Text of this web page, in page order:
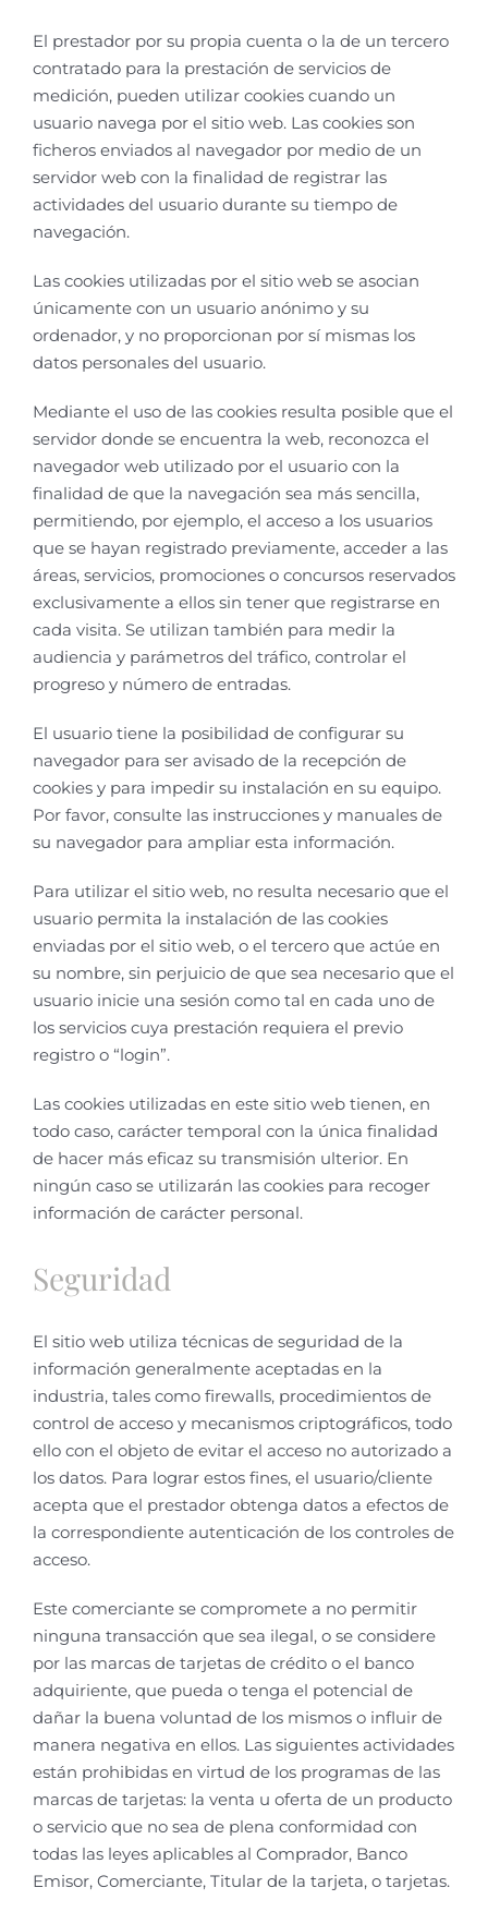
El prestador por su propia cuenta o la de un tercero
contratado para la prestación de servicios de
medición, pueden utilizar cookies cuando un
usuario navega por el sitio web. Las cookies son
ficheros enviados al navegador por medio de un
servidor web con la finalidad de registrar las
actividades del usuario durante su tiempo de
navegación.
Las cookies utilizadas por el sitio web se asocian
únicamente con un usuario anónimo y su
ordenador, y no proporcionan por sí mismas los
datos personales del usuario.
Mediante el uso de las cookies resulta posible que el
servidor donde se encuentra la web, reconozca el
navegador web utilizado por el usuario con la
finalidad de que la navegación sea más sencilla,
permitiendo, por ejemplo, el acceso a los usuarios
que se hayan registrado previamente, acceder a las
áreas, servicios, promociones o concursos reservados
exclusivamente a ellos sin tener que registrarse en
cada visita. Se utilizan también para medir la
audiencia y parámetros del tráfico, controlar el
progreso y número de entradas.
El usuario tiene la posibilidad de configurar su
navegador para ser avisado de la recepción de
cookies y para impedir su instalación en su equipo.
Por favor, consulte las instrucciones y manuales de
su navegador para ampliar esta información.
Para utilizar el sitio web, no resulta necesario que el
usuario permita la instalación de las cookies
enviadas por el sitio web, o el tercero que actúe en
su nombre, sin perjuicio de que sea necesario que el
usuario inicie una sesión como tal en cada uno de
los servicios cuya prestación requiera el previo
registro o “login”.
Las cookies utilizadas en este sitio web tienen, en
todo caso, carácter temporal con la única finalidad
de hacer más eficaz su transmisión ulterior. En
ningún caso se utilizarán las cookies para recoger
información de carácter personal.
Seguridad
El sitio web utiliza técnicas de seguridad de la
información generalmente aceptadas en la
industria, tales como firewalls, procedimientos de
control de acceso y mecanismos criptográficos, todo
ello con el objeto de evitar el acceso no autorizado a
los datos. Para lograr estos fines, el usuario/cliente
acepta que el prestador obtenga datos a efectos de
la correspondiente autenticación de los controles de
acceso.
Este comerciante se compromete a no permitir
ninguna transacción que sea ilegal, o se considere
por las marcas de tarjetas de crédito o el banco
adquiriente, que pueda o tenga el potencial de
dañar la buena voluntad de los mismos o influir de
manera negativa en ellos. Las siguientes actividades
están prohibidas en virtud de los programas de las
marcas de tarjetas: la venta u oferta de un producto
o servicio que no sea de plena conformidad con
todas las leyes aplicables al Comprador, Banco
Emisor, Comerciante, Titular de la tarjeta, o tarjetas.